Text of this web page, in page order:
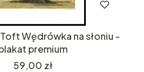
Wędrówka na słoniu -
premium
Cena
59,00 zł